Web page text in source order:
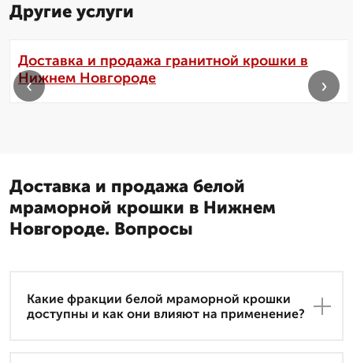
Другие услуги
Доставка и продажа гранитной крошки в
Нижнем Новгороде
‹ ›
Доставка и продажа белой
мраморной крошки в Нижнем
Новгороде. Вопросы
Какие фракции белой мраморной крошки
доступны и как они влияют на применение?